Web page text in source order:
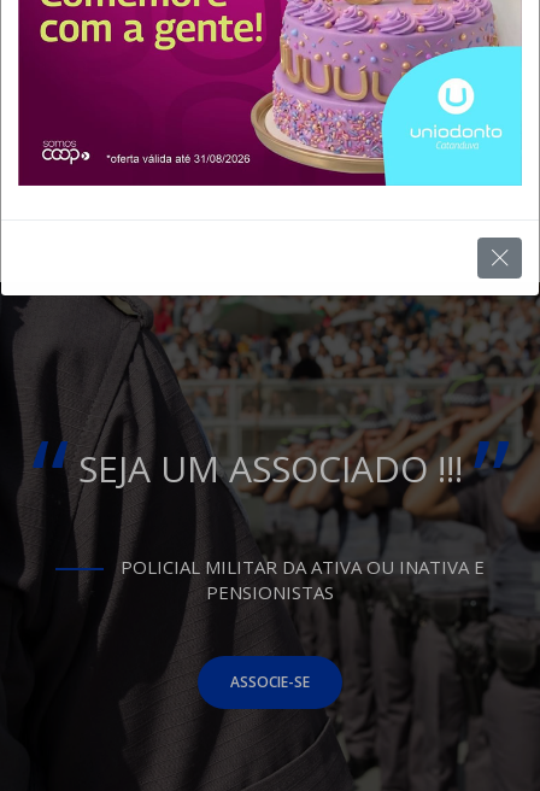
“SEJA UM ASSOCIADO !!!”
POLICIAL MILITAR DA ATIVA OU INATIVA E
PENSIONISTAS
ASSOCIE-SE